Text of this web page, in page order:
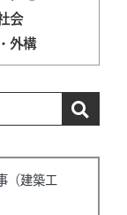
会
外構
（建築工